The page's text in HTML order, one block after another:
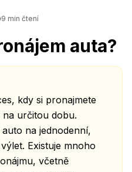
9 min čtení
auta?
kdy si pronajmete
určitou dobu.
na jednodenní,
Existuje mnoho
včetně